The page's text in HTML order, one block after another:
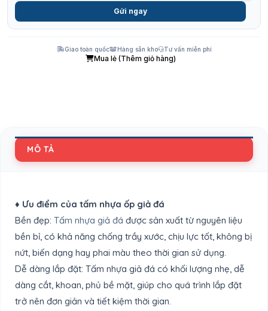
Gửi ngay
Giao toàn quốc Hàng sẵn kho Tư vấn miễn phí
Mua lẻ (Thêm giỏ hàng)
MÔ TẢ
♦ Ưu điểm của tấm nhựa ốp giả đá
Bền đẹp: Tấm nhựa giả đá được sản xuất từ nguyên liệu
bền bỉ, có khả năng chống trầy xước, chịu lực tốt, không bị
nứt, biến dạng hay phai màu theo thời gian sử dụng.
Dễ dàng lắp đặt: Tấm nhựa giả đá có khối lượng nhẹ, dễ
dàng cắt, khoan, phủ bề mặt, giúp cho quá trình lắp đặt
trở nên đơn giản và tiết kiệm thời gian.